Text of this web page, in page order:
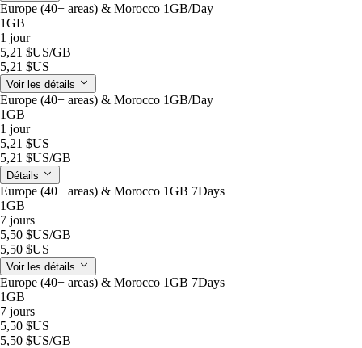
Europe (40+ areas) & Morocco 1GB/Day
1GB
1 jour
5,21 $US/GB
5,21 $US
Voir les détails
Europe (40+ areas) & Morocco 1GB/Day
1GB
1 jour
5,21 $US
5,21 $US/GB
Détails
Europe (40+ areas) & Morocco 1GB 7Days
1GB
7 jours
5,50 $US/GB
5,50 $US
Voir les détails
Europe (40+ areas) & Morocco 1GB 7Days
1GB
7 jours
5,50 $US
5,50 $US/GB